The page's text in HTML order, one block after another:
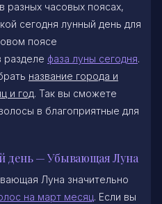
разных часовых поясах,
сегодня лунный день для
поясе
разделе фаза луны сегодня.
название города и
и год. Так вы сможете
в благоприятные для
день — Убывающая Луна
Луна значительно
на март месяц. Если вы